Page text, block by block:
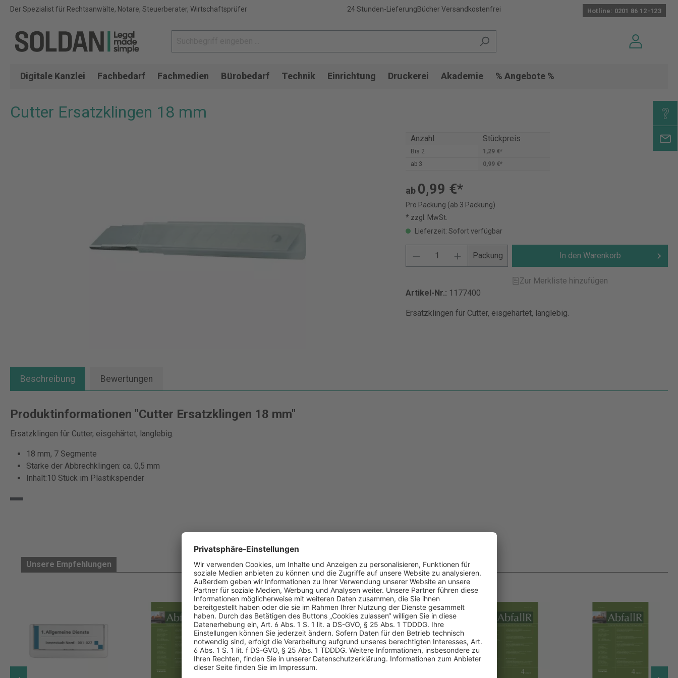
Der Spezialist für Rechtsanwälte, Notare, Steuerberater, Wirtschaftsprüfer 24 Stunden-LieferungBücher Versandkostenfrei Hotline: 0201 86 12-123
Digitale Kanzlei Fachbedarf Fachmedien Bürobedarf Technik Einrichtung Druckerei Akademie % Angebote %
Cutter Ersatzklingen 18 mm
Anzahl Stückpreis
Bis 2
1,29 €*
ab 3 0,99 €*
ab 0,99 €*
Pro Packung (ab 3 Packung)
* zzgl. MwSt.
Lieferzeit: Sofort verfügbar
Packung In den Warenkorb
Zur Merkliste hinzufügen
Artikel-Nr.: 1177400
Ersatzklingen für Cutter, eisgehärtet, langlebig.
Beschreibung Bewertungen
Produktinformationen "Cutter Ersatzklingen 18 mm"
Ersatzklingen für Cutter, eisgehärtet, langlebig.
18 mm, 7 Segmente
Stärke der Abbrechklingen: ca. 0,5 mm
Inhalt:10 Stück im Plastikspender
Unsere Empfehlungen